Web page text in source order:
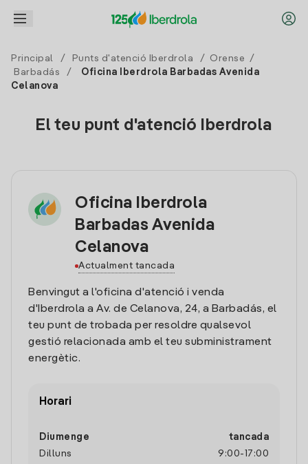
Principal / Punts d'atenció Iberdrola / Orense
/
Barbadás
/
Oficina Iberdrola Barbadas Avenida
Celanova
El teu punt d'atenció Iberdrola
Oficina Iberdrola
Barbadas Avenida
Celanova
Actualment tancada
Benvingut a l'oficina d'atenció i venda
d'Iberdrola a Av. de Celanova, 24, a Barbadás, el
teu punt de trobada per resoldre qualsevol
gestió relacionada amb el teu subministrament
energètic.
Horari
Diumenge
tancada
Dilluns
9:00- 17:00